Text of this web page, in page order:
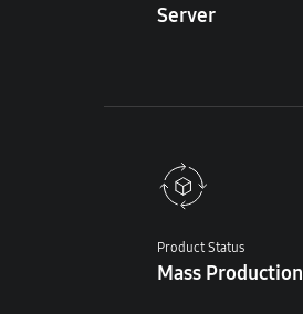
Server
Product Status
Mass Production